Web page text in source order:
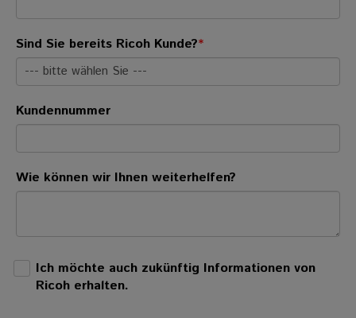
Sind Sie bereits Ricoh Kunde?*
Kundennummer
Wie können wir Ihnen weiterhelfen?
Ich möchte auch zukünftig Informationen von
Ricoh erhalten.